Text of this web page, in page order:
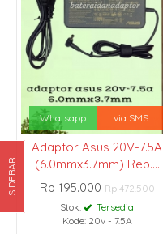
Whatsapp via SMS
Adaptor Asus 20V-7.5A
(6.0mmx3.7mm) Rep....
Rp 195.000Rp 472.500
Stok:
Tersedia
Kode: 20v - 7.5A
SIDEBAR